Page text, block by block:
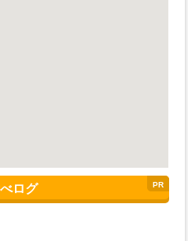
ログ